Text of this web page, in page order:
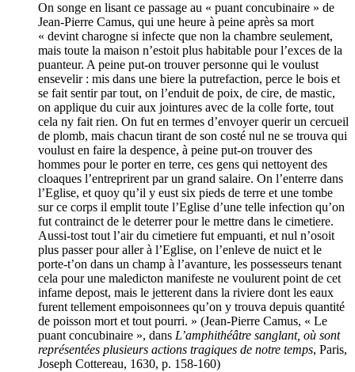
On songe en lisant ce passage au « puant concubinaire » de
Jean-Pierre Camus, qui une heure à peine après sa mort
« devint charogne si infecte que non la chambre seulement,
mais toute la maison n’estoit plus habitable pour l’exces de la
puanteur. A peine put-on trouver personne qui le voulust
ensevelir : mis dans une biere la putrefaction, perce le bois et
se fait sentir par tout, on l’enduit de poix, de cire, de mastic,
on applique du cuir aux jointures avec de la colle forte, tout
cela ny fait rien. On fut en termes d’envoyer querir un cercueil
de plomb, mais chacun tirant de son costé nul ne se trouva qui
voulust en faire la despence, à peine put-on trouver des
hommes pour le porter en terre, ces gens qui nettoyent des
cloaques l’entreprirent par un grand salaire. On l’enterre dans
l’Eglise, et quoy qu’il y eust six pieds de terre et une tombe
sur ce corps il emplit toute l’Eglise d’une telle infection qu’on
fut contrainct de le deterrer pour le mettre dans le cimetiere.
Aussi-tost tout l’air du cimetiere fut empuanti, et nul n’osoit
plus passer pour aller à l’Eglise, on l’enleve de nuict et le
porte-t’on dans un champ à l’avanture, les possesseurs tenant
cela pour une maledicton manifeste ne voulurent point de cet
infame depost, mais le jetterent dans la riviere dont les eaux
furent tellement empoisonnees qu’on y trouva depuis quantité
de poisson mort et tout pourri. » (Jean-Pierre Camus, « Le
puant concubinaire », dans L’amphithéâtre sanglant, où sont
représentées plusieurs actions tragiques de notre temps, Paris,
Joseph Cottereau, 1630, p. 158-160)